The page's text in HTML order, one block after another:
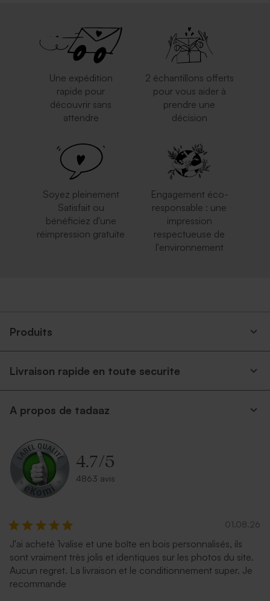
Une expédition
rapide pour
découvrir sans
attendre
2 échantillons offerts
pour vous aider à
prendre une
décision
Soyez pleinement
Satisfait ou
bénéficiez d'une
réimpression gratuite
Engagement éco-
responsable : une
impression
respectueuse de
l'environnement
Produits
Livraison rapide en toute securite
A propos de tadaaz
4.7/5
4863 avis
01.08.26
J'ai acheté 1valise et une boîte en bois personnalisés, ils
sont vraiment très jolis et identiques sur les photos du site.
Aucun regret. La livraison et le conditionnement super. Je
recommande